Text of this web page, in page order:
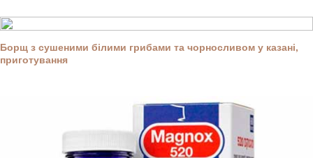
Борщ з сушеними білими грибами та чорносливом у казані,
приготування